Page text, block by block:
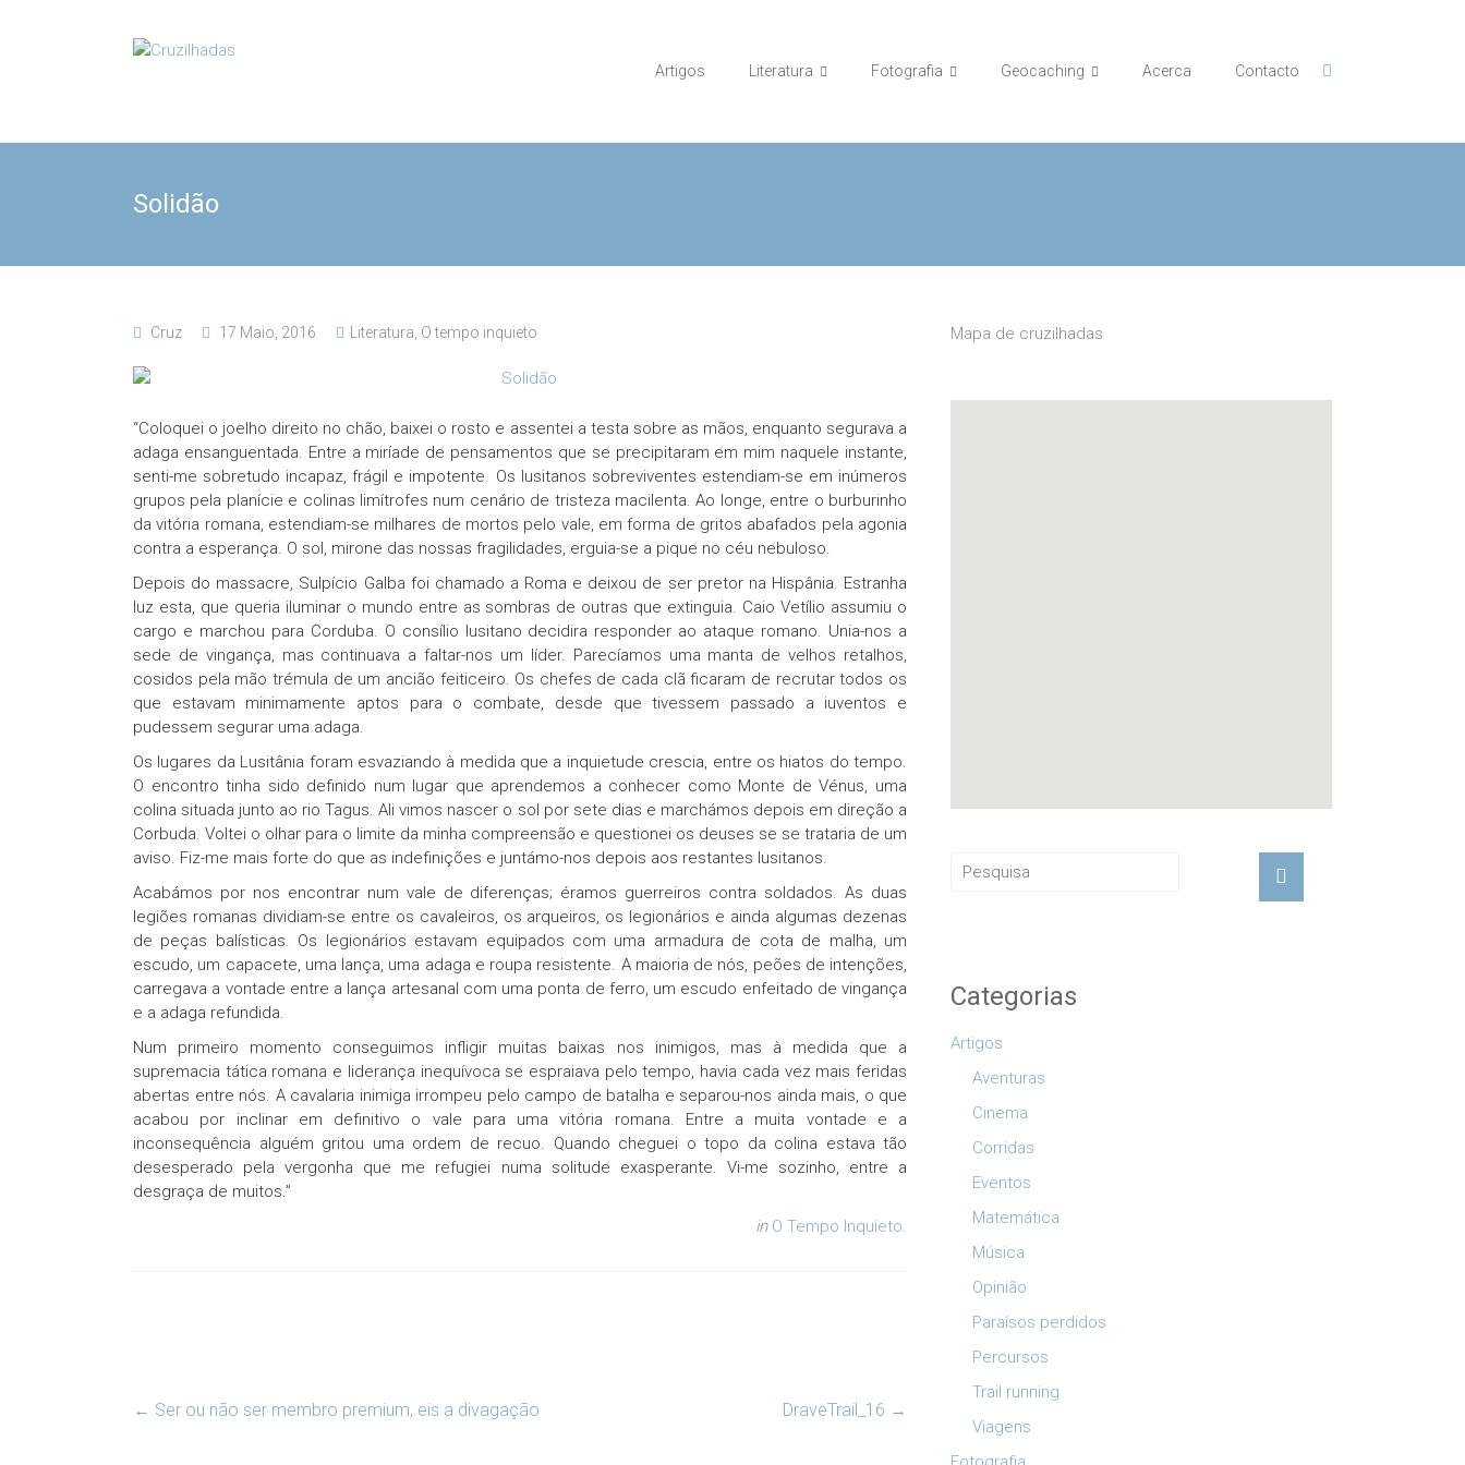
Cruzilhadas Artigos Literatura Fotografia Geocaching Acerca Contacto
Solidão
Cruz 17 Maio, 2016 Literatura O tempo inquieto
“Coloquei o joelho direito no chão, baixei o rosto e assentei a testa sobre as mãos, enquanto segurava a
adaga ensanguentada. Entre a miríade de pensamentos que se precipitaram em mim naquele instante,
senti-me sobretudo incapaz, frágil e impotente. Os lusitanos sobreviventes estendiam-se em inúmeros
grupos pela planície e colinas limítrofes num cenário de tristeza macilenta. Ao longe, entre o burburinho
da vitória romana, estendiam-se milhares de mortos pelo vale, em forma de gritos abafados pela agonia
contra a esperança. O sol, mirone das nossas fragilidades, erguia-se a pique no céu nebuloso.
Depois do massacre, Sulpício Galba foi chamado a Roma e deixou de ser pretor na Hispânia. Estranha
luz esta, que queria iluminar o mundo entre as sombras de outras que extinguia. Caio Vetílio assumiu o
cargo e marchou para Corduba. O consílio lusitano decidira responder ao ataque romano. Unia-nos a
sede de vingança, mas continuava a faltar-nos um líder. Parecíamos uma manta de velhos retalhos,
cosidos pela mão trémula de um ancião feiticeiro. Os chefes de cada clã ficaram de recrutar todos os
que estavam minimamente aptos para o combate, desde que tivessem passado a iuventos e
pudessem segurar uma adaga.
Os lugares da Lusitânia foram esvaziando à medida que a inquietude crescia, entre os hiatos do tempo.
O encontro tinha sido definido num lugar que aprendemos a conhecer como Monte de Vénus, uma
colina situada junto ao rio Tagus. Ali vimos nascer o sol por sete dias e marchámos depois em direção a
Corbuda. Voltei o olhar para o limite da minha compreensão e questionei os deuses se se trataria de um
aviso. Fiz-me mais forte do que as indefinições e juntámo-nos depois aos restantes lusitanos.
Acabámos por nos encontrar num vale de diferenças; éramos guerreiros contra soldados. As duas
legiões romanas dividiam-se entre os cavaleiros, os arqueiros, os legionários e ainda algumas dezenas
de peças balísticas. Os legionários estavam equipados com uma armadura de cota de malha, um
escudo, um capacete, uma lança, uma adaga e roupa resistente. A maioria de nós, peões de intenções,
carregava a vontade entre a lança artesanal com uma ponta de ferro, um escudo enfeitado de vingança
e a adaga refundida.
Num primeiro momento conseguimos infligir muitas baixas nos inimigos, mas à medida que a
supremacia tática romana e liderança inequívoca se espraiava pelo tempo, havia cada vez mais feridas
abertas entre nós. A cavalaria inimiga irrompeu pelo campo de batalha e separou-nos ainda mais, o que
acabou por inclinar em definitivo o vale para uma vitória romana. Entre a muita vontade e a
inconsequência alguém gritou uma ordem de recuo. Quando cheguei o topo da colina estava tão
desesperado pela vergonha que me refugiei numa solitude exasperante. Vi-me sozinho, entre a
desgraça de muitos.”
in O Tempo Inquieto.
← Ser ou não ser membro premium, eis a divagação DraveTrail_16 →
Mapa de cruzilhadas
Categorias
Artigos
Aventuras
Cinema
Corridas
Eventos
Matemática
Música
Opinião
Paraísos perdidos
Percursos
Trail running
Viagens